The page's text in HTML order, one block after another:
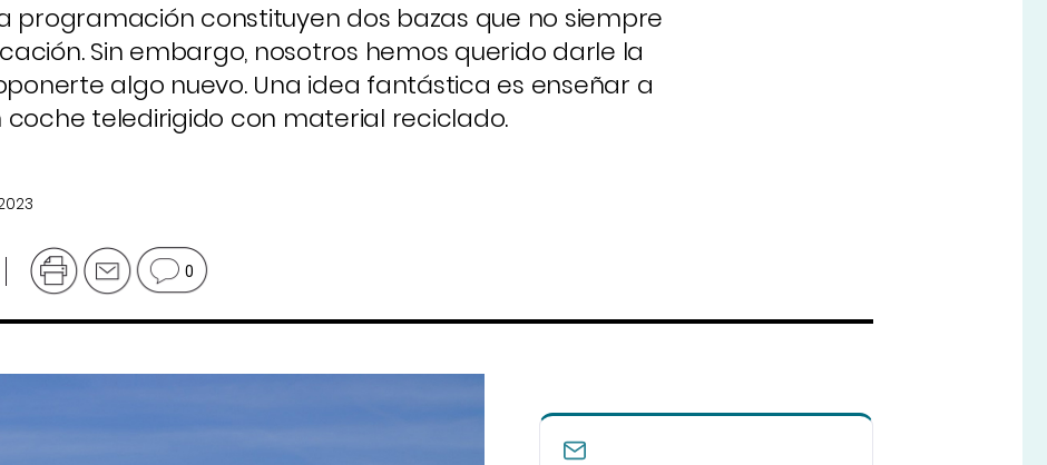
programación constituyen dos bazas que no siempre
Sin embargo, nosotros hemos querido darle la
algo nuevo. Una idea fantástica es enseñar a
teledirigido con material reciclado.
0